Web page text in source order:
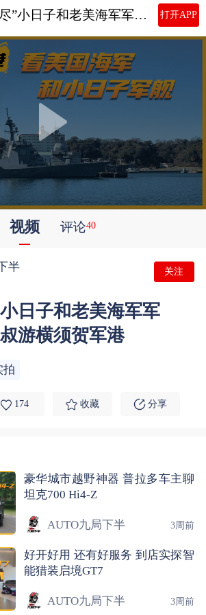
“一网打尽”小日子和老美海军军舰！跟着张叔游横须贺军港 打开APP
视频 评论40
半 关注
日子和老美海军军
游横须贺军港
拍
174 收藏 分享
豪华城市越野神器 普拉多车主聊
坦克700 Hi4-Z
AUTO九局下半 3周前
好开好用 还有好服务 到店实探智
能猎装启境GT7
AUTO九局下半 3周前